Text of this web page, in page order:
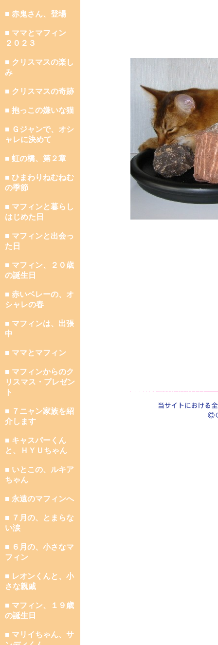
■ 赤鬼さん、登場
■ ママとマフィン
２０２３
■ クリスマスの楽し
み
■ クリスマスの奇跡
■ 抱っこの嫌いな猫
■ Ｇジャンで、オシ
ャレに決めて
■ 虹の橋、第２章
■ ひまわりねむねむ
の季節
■ マフィンと暮らし
はじめた日
■ マフィンと出会っ
た日
■ マフィン、２０歳
の誕生日
■ 赤いベレーの、オ
シャレの春
■ マフィンは、出張
中
■ ママとマフィン
■ マフィンからのク
リスマス・プレゼン
ト
■ ７ニャン家族を紹
介します
■ キャスパーくん
と、ＨＹＵちゃん
■ いとこの、ルキア
ちゃん
■ 永遠のマフィンへ
■ ７月の、とまらな
い涙
■ ６月の、小さなマ
フィン
■ レオンくんと、小
さな親戚
■ マフィン、１９歳
の誕生日
■ マリイちゃん、サ